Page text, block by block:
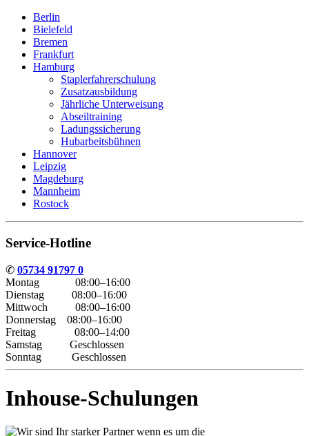
Berlin
Bielefeld
Bremen
Frankfurt
Hamburg
Staplerfahrerschulung
Zusatzausbildung
Jährliche Unterweisung
Abseiltraining
Ladungssicherung
Hubarbeitsbühnen
Hannover
Leipzig
Magdeburg
Mannheim
Rostock
Service-Hotline
✆ 05734 91797 0
Montag 08:00–16:00
Dienstag 08:00–16:00
Mittwoch 08:00–16:00
Donnerstag 08:00–16:00
Freitag 08:00–14:00
Samstag Geschlossen
Sonntag Geschlossen
Inhouse-Schulungen